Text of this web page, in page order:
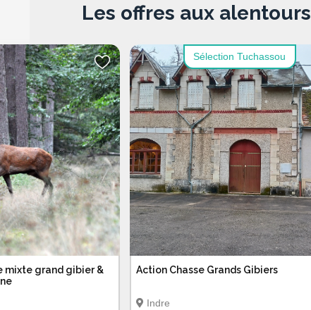
mixte grand gibier &
Sélection Tuchassou
Action Chasse Grands Gibiers
Indre
Les offres aux alentours